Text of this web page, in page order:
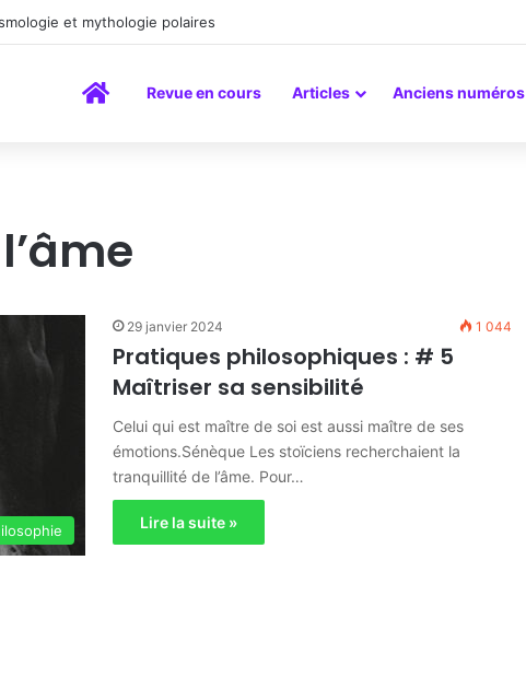
: la peinture comme un art du lien
AccueilRevue en cours Articles Anciens numéros
29 janvier 2024 1 044
Pratiques philosophiques : # 5
Maîtriser sa sensibilité
Celui qui est maître de soi est aussi maître de ses
émotions.Sénèque Les stoïciens recherchaient la
tranquillité de l’âme. Pour…
Lire la suite »